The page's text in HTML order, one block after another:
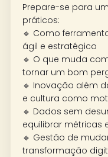
Prepare-se para
práticos:
🔹 Como
ágil e estratégico
🔹 O que muda
tornar um bom
🔹 Inovação além
e cultura como
🔹 Dados sem
equilibrar métricas
🔹 Gestão de
transformação